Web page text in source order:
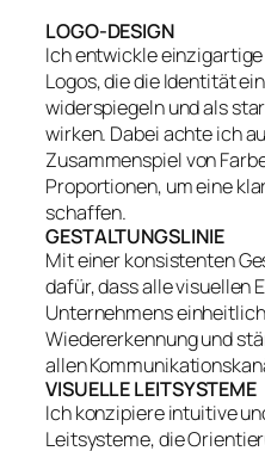
LOGO-DESIGN
Ich entwickle
Logos, die die Identität
widerspiegeln und als
wirken. Dabei achte ich
Zusammenspiel von
Proportionen, um eine
schaffen.
GESTALTUNGSLINIE
Mit einer konsistenten
dafür, dass alle visuellen
Unternehmens
Wiedererkennung und
allen
VISUELLE LEITSYSTEME
Ich konzipiere intuitive
Leitsysteme, die